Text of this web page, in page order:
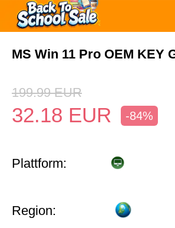
MS Win 11 Pro OEM KEY
199.99 EUR
32.18 EUR -84%
Plattform:
Region: